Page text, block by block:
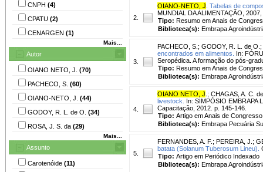
CNPH (4)
CPATU (2)
CENARGEN (1)
Mais...
Autor
OIANO NETO, J. (70)
PACHECO, S. (60)
OIANO-NETO, J. (44)
GODOY, R. L. de O. (34)
ROSA, J. S. da (29)
Mais...
Assunto
Carotenóide (11)
2.
OIANO-NETO, J Tabelas de
MUNDIAL DA ALIMENTAÇÃO,
Tipo: Resumo em Anais de
Biblioteca(s): Embrapa
3.
PACHECO, S. ; GODOY, R. L. de O. ;
encontrados em alimentos.
In:
Seropédica. A formação do pós-
Tipo: Resumo em Anais de
Biblioteca(s): Embrapa
4.
OIANO NETO, J ; CHAGAS, A. C.
livestock.
In: SIMPÓSIO EMBRAPA
Capacitação, 2012. p. 145-146.
Tipo: Artigo em Anais de Congresso
Biblioteca(s): Embrapa Pecuária
5.
FERNANDES, A. F. ; PEREIRA, J. ;
batata (Solanum Tuberosum Lineu).
Tipo: Artigo em Periódico Indexado
Biblioteca(s): Embrapa